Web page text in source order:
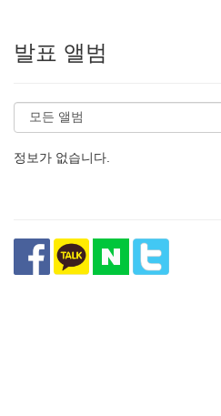
발표 앨범
정보가 없습니다.